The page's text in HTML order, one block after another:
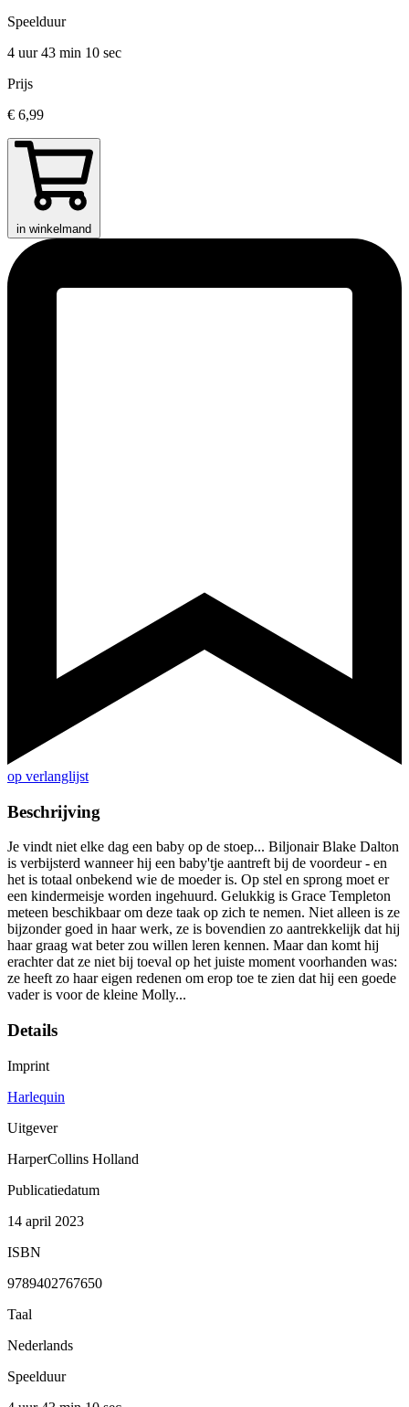
Speelduur
4 uur 43 min 10 sec
Prijs
€ 6,99
in winkelmand
op verlanglijst
Beschrijving
Je vindt niet elke dag een baby op de stoep... Biljonair Blake Dalton
is verbijsterd wanneer hij een baby'tje aantreft bij de voordeur - en
het is totaal onbekend wie de moeder is. Op stel en sprong moet er
een kindermeisje worden ingehuurd. Gelukkig is Grace Templeton
meteen beschikbaar om deze taak op zich te nemen. Niet alleen is ze
bijzonder goed in haar werk, ze is bovendien zo aantrekkelijk dat hij
haar graag wat beter zou willen leren kennen. Maar dan komt hij
erachter dat ze niet bij toeval op het juiste moment voorhanden was:
ze heeft zo haar eigen redenen om erop toe te zien dat hij een goede
vader is voor de kleine Molly...
Details
Imprint
Harlequin
Uitgever
HarperCollins Holland
Publicatiedatum
14 april 2023
ISBN
9789402767650
Taal
Nederlands
Speelduur